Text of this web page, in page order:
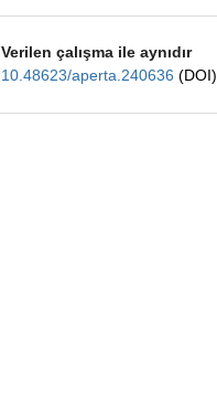
Verilen çalışma ile aynıdır
10.48623/aperta.240636 (DOI)